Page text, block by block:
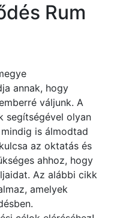
Rum
annak, hogy
váljunk. A
segítségével olyan
is álmodtad
az oktatás és
ahhoz, hogy
Az alábbi cikk
amelyek